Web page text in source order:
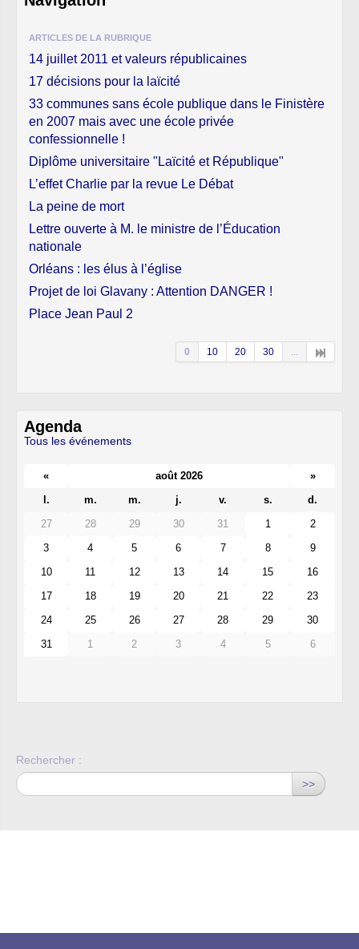
ARTICLES DE LA RUBRIQUE
14 juillet 2011 et valeurs républicaines
17 décisions pour la laïcité
33 communes sans école publique dans le Finistère
en 2007 mais avec une école privée
confessionnelle !
Diplôme universitaire "Laïcité et République"
L’effet Charlie par la revue Le Débat
La peine de mort
Lettre ouverte à M. le ministre de l’Éducation
nationale
Orléans : les élus à l’église
Projet de loi Glavany : Attention DANGER !
Place Jean Paul 2
0 10 20 30
Agenda
Tous les événements
« août 2026
»
l.
m. m. j. v. s.
d.
27
28 29 30 31 1
2
3
4 5 6 7 8
9
10
11 12 13 14 15
16
17
18 19 20 21 22
23
24
25 26 27 28 29
30
31
1 2 3 4 5 6
Rechercher :
>>